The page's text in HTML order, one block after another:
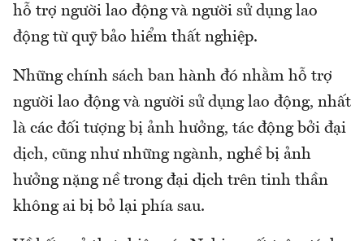
hỗ trợ người lao động và người sử dụng lao
động từ quỹ bảo hiểm thất nghiệp.
Những chính sách ban hành đó nhằm hỗ trợ
người lao động và người sử dụng lao động, nhất
là các đối tượng bị ảnh hưởng, tác động bởi đại
dịch, cũng như những ngành, nghề bị ảnh
hưởng nặng nề trong đại dịch trên tinh thần
không ai bị bỏ lại phía sau.